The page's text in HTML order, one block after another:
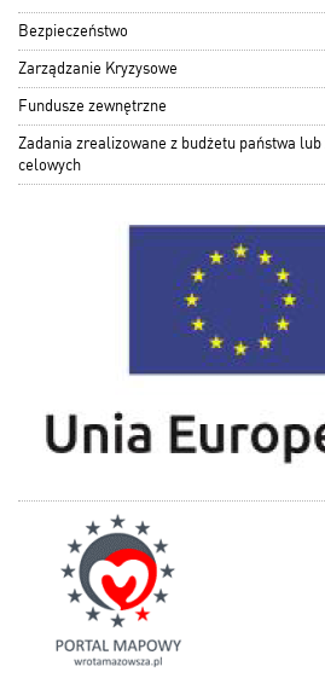
Bezpieczeństwo
Zarządzanie Kryzysowe
Fundusze zewnętrzne
Zadania zrealizowane z budżetu państwa
celowych